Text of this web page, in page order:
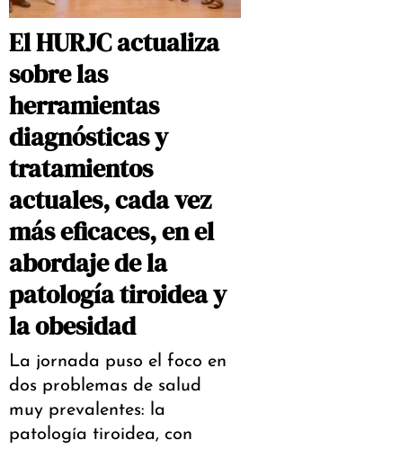
El HURJC actualiza
sobre las
herramientas
diagnósticas y
tratamientos
actuales, cada vez
más eficaces, en el
abordaje de la
patología tiroidea y
la obesidad
La jornada puso el foco en
dos problemas de salud
muy prevalentes: la
patología tiroidea, con